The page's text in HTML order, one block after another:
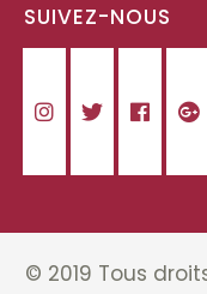
SUIVEZ-NOUS
© 2019 Tous